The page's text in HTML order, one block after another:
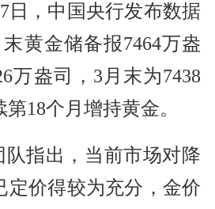
日，中国央行发布数据
黄金储备报7464万盎
万盎司，3月末为7438
18个月增持黄金。
队指出，当前市场对降
定价得较为充分，金价